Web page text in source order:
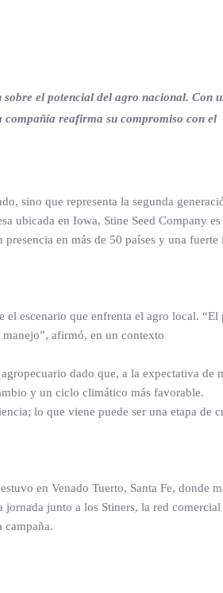
el potencial del agro nacional. Con
reafirma su compromiso con el
sino que representa la segunda
ubicada en Iowa, Stine Seed Company
en más de 50 países y una fuerte
escenario que enfrenta el agro local. “El
afirmó, en un contexto
dado que, a la expectativa de
y un ciclo climático más favorable.
lo que viene puede ser una etapa de
en Venado Tuerto, Santa Fe, donde
junto a los Stiners, la red
campaña.